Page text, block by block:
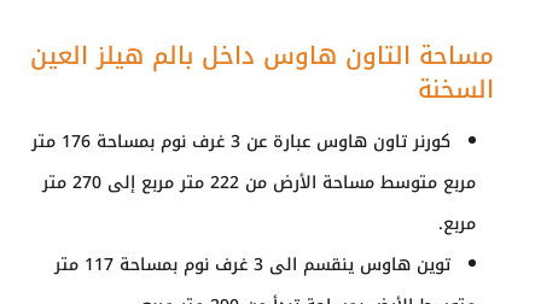
مساحة التاون هاوس داخل بالم هيلز العين
السخنة
كورنر تاون هاوس عبارة عن 3 غرف نوم بمساحة 176 متر
مربع متوسط مساحة الأرض من 222 متر مربع إلى 270 متر
مربع.
توين هاوس ينقسم الى 3 غرف نوم بمساحة 117 متر